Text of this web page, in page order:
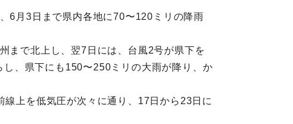
6月3日まで県内各地に70〜120ミリの降雨
まで北上し、翌7日には、台風2号が県下を
、県下にも150〜250ミリの大雨が降り、か
上を低気圧が次々に通り、17日から23日に